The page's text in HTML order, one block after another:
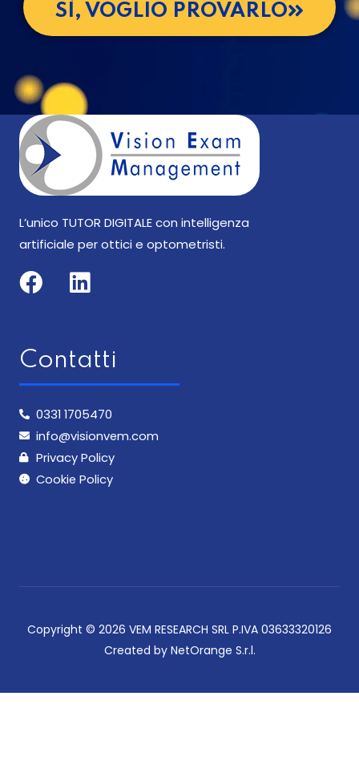
SÌ, VOGLIO PROVARLO
L’unico TUTOR DIGITALE con intelligenza
artificiale per ottici e optometristi.
Facebook
Linkedin
Contatti
0331 1705470
info@visionvem.com
Privacy Policy
Cookie Policy
Copyright © 2026 VEM RESEARCH SRL P.IVA 03633320126
Created by NetOrange S.r.l.